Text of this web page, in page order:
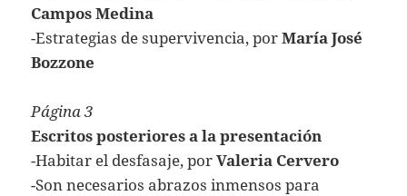
Campos Medina
-Estrategias de supervivencia, porMaría José
Bozzone
Página 3
Escritos posteriores a la presentación
-Habitar el desfasaje, porValeria Cervero
-Son necesarios abrazos inmensos para